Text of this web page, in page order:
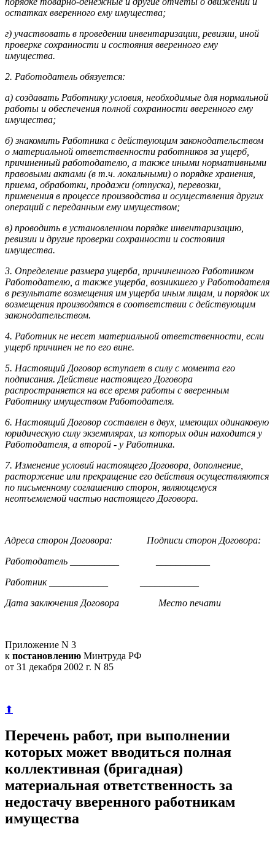
остатках вверенного ему имущества;
г) участвовать в проведении инвентаризации, ревизии, иной
проверке сохранности и состояния вверенного ему
имущества.
2. Работодатель обязуется:
а) создавать Работнику условия, необходимые для нормальной
работы и обеспечения полной сохранности вверенного ему
имущества;
б) знакомить Работника с действующим законодательством
о материальной ответственности работников за ущерб,
причиненный работодателю, а также иными нормативными
правовыми актами (в т.ч. локальными) о порядке хранения,
приема, обработки, продажи (отпуска), перевозки,
применения в процессе производства и осуществления других
операций с переданным ему имуществом;
в) проводить в установленном порядке инвентаризацию,
ревизии и другие проверки сохранности и состояния
имущества.
3. Определение размера ущерба, причиненного Работником
Работодателю, а также ущерба, возникшего у Работодателя
в результате возмещения им ущерба иным лицам, и порядок их
возмещения производятся в соответствии с действующим
законодательством.
4. Работник не несет материальной ответственности, если
ущерб причинен не по его вине.
5. Настоящий Договор вступает в силу с момента его
подписания. Действие настоящего Договора
распространяется на все время работы с вверенным
Работнику имуществом Работодателя.
6. Настоящий Договор составлен в двух, имеющих одинаковую
юридическую силу экземплярах, из которых один находится у
Работодателя, а второй - у Работника.
7. Изменение условий настоящего Договора, дополнение,
расторжение или прекращение его действия осуществляются
по письменному соглашению сторон, являющемуся
неотъемлемой частью настоящего Договора.
Адреса сторон Договора: Подписи сторон Договора:
Работодатель __________ ___________
Работник ____________ ____________
Дата заключения Договора Место печати
Приложение N 3
к постановлению Минтруда РФ
от 31 декабря 2002 г. N 85
⬆
Перечень работ, при выполнении
которых может вводиться полная
коллективная (бригадная)
материальная ответственность за
недостачу вверенного работникам
имущества